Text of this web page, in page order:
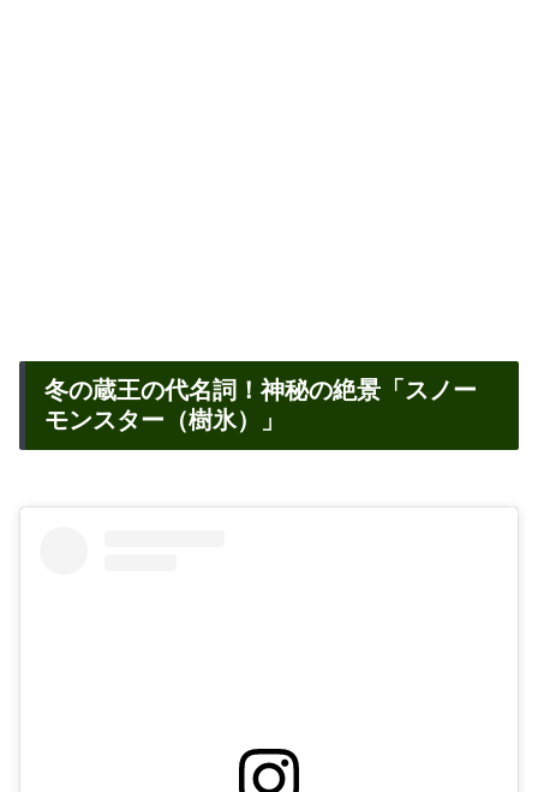
冬の蔵王の代名詞！神秘の絶景「スノー
モンスター（樹氷）」